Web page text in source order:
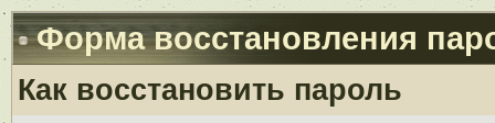
Форма восстановления
Как восстановить пароль